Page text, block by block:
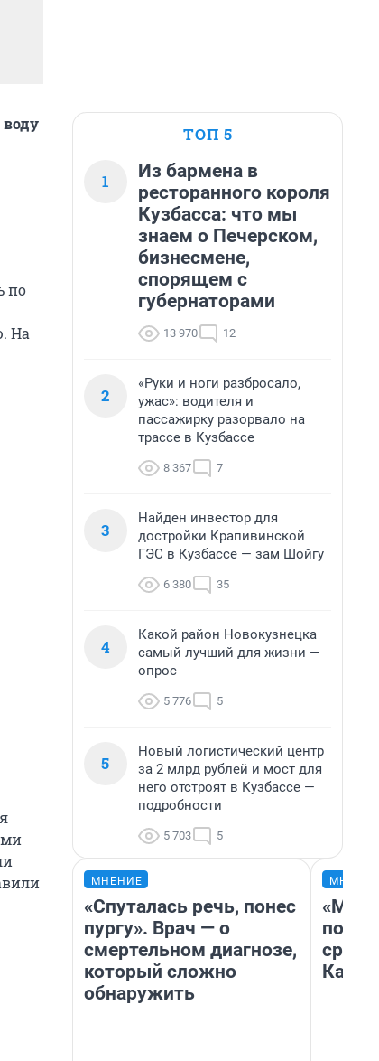
воду
по
На
ТОП 5
1
Из бармена в
ресторанного короля
Кузбасса: что мы
знаем о Печерском,
бизнесмене,
спорящем с
губернаторами
13 970 12
2
«Руки и ноги разбросало,
ужас»: водителя и
пассажирку разорвало на
трассе в Кузбассе
8 367 7
3
Найден инвестор для
достройки Крапивинской
ГЭС в Кузбассе — зам Шойгу
6 380 35
4
Какой район Новокузнецка
самый лучший для жизни —
опрос
5 776 5
5
Новый логистический центр
за 2 млрд рублей и мост для
него отстроят в Кузбассе —
подробности
5 703 5
МНЕНИЕ
«Спуталась речь, понес
пургу». Врач — о
смертельном диагнозе,
который сложно
обнаружить